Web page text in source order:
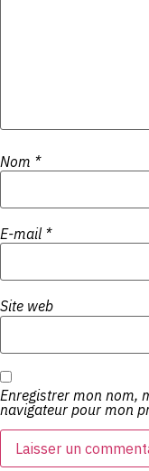
Nom *
E-mail *
Site web
Enregistrer mon nom,
navigateur pour mon